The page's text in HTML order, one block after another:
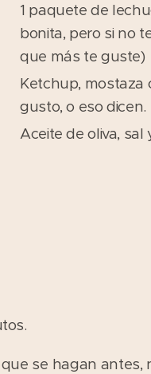
1 paquete de
bonita, pero si no
que más te guste)
Ketchup, mostaza
gusto, o eso dicen.
Aceite de oliva, sal
se hagan antes,